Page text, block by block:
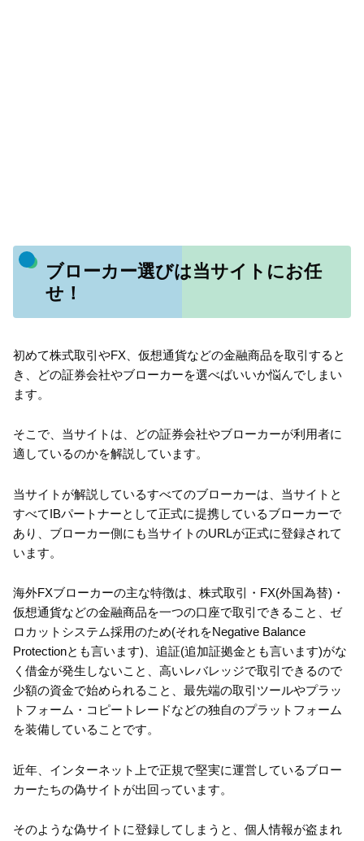
ブローカー選びは当サイトにお任
せ！
初めて株式取引やFX、仮想通貨などの金融商品を取引すると
き、どの証券会社やブローカーを選べばいいか悩んでしまい
ます。
そこで、当サイトは、どの証券会社やブローカーが利用者に
適しているのかを解説しています。
当サイトが解説しているすべてのブローカーは、当サイトと
すべてIBパートナーとして正式に提携しているブローカーで
あり、ブローカー側にも当サイトのURLが正式に登録されて
います。
海外FXブローカーの主な特徴は、株式取引・FX(外国為替)・
仮想通貨などの金融商品を一つの口座で取引できること、ゼ
ロカットシステム採用のため(それをNegative Balance
Protectionとも言います)、追証(追加証拠金とも言います)がな
く借金が発生しないこと、高いレバレッジで取引できるので
少額の資金で始められること、最先端の取引ツールやプラッ
トフォーム・コピートレードなどの独自のプラットフォーム
を装備していることです。
近年、インターネット上で正規で堅実に運営しているブロー
カーたちの偽サイトが出回っています。
そのような偽サイトに登録してしまうと、個人情報が盗まれ